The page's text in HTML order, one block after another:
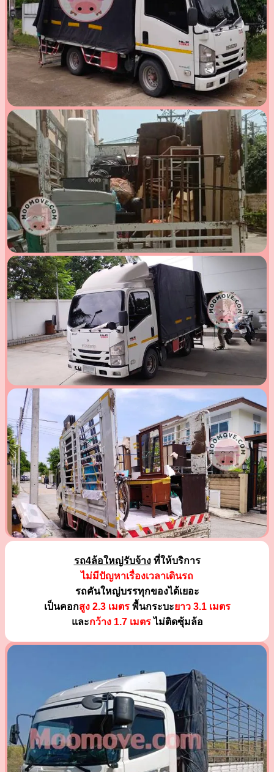
รถ4ล้อใหญ่รับจ้างที่ให้บริการ
ไม่มีปัญหาเรื่องเวลาเดินรถ
รถคันใหญ่บรรทุกของได้เยอะ
เป็นคอกสูง 2.3 เมตรพื้นกระบะยาว 3.1 เมตร
และกว้าง 1.7 เมตรไม่ติดซุ้มล้อ